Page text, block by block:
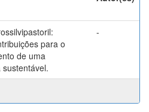
para o
de uma
-